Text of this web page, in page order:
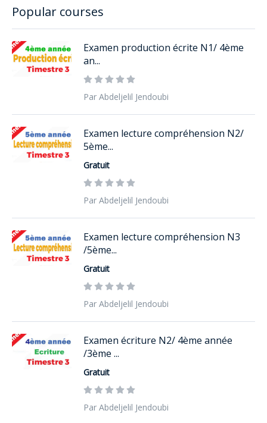
Popular courses
Examen production écrite N1/ 4ème
an...
Par Abdeljelil Jendoubi
Examen lecture compréhension N2/
5ème...
Gratuit
Par Abdeljelil Jendoubi
Examen lecture compréhension N3
/5ème...
Gratuit
Par Abdeljelil Jendoubi
Examen écriture N2/ 4ème année
/3ème ...
Gratuit
Par Abdeljelil Jendoubi